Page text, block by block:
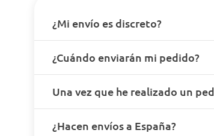
¿Mi envío es discreto?
¿Cuándo enviarán mi pedido?
Una vez que he realizado un
¿Hacen envíos a España?